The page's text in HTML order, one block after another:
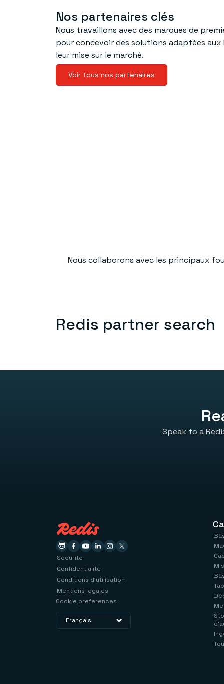
Nos partenaires clés
Nous travaillons avec des marques de
pour concevoir des solutions adaptées
leur mise sur le marché.
Voir tous nos partenaires
Nous collaborons avec les principaux
Redis partner search
Speak to a
Sécurité
Confidentialité
Conditions d'utilisation
Mentions légales
Cookie preferences